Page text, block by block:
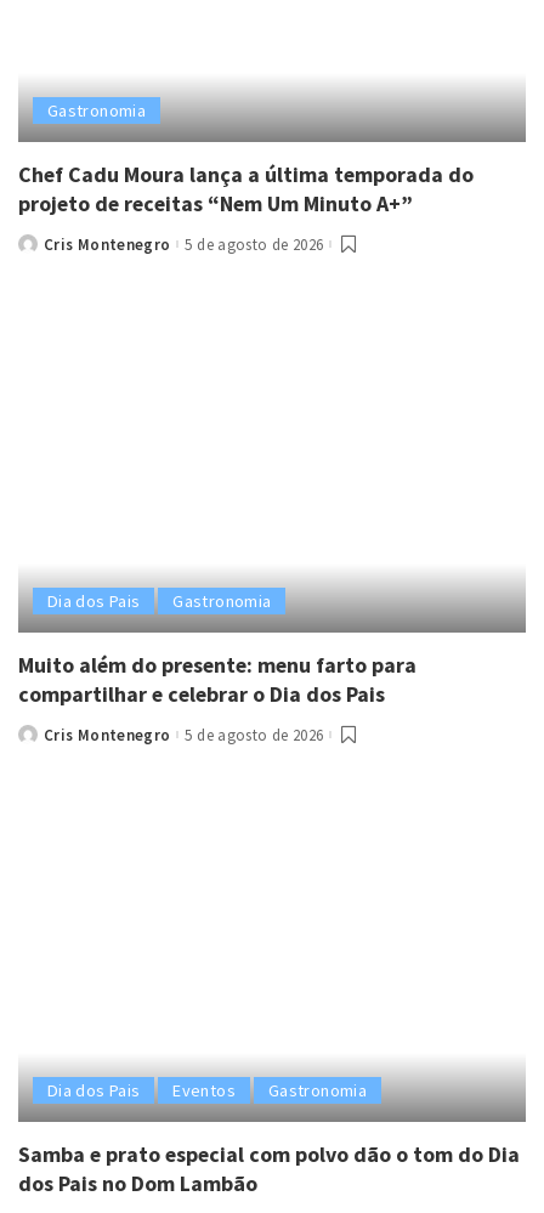
Gastronomia
Chef Cadu Moura lança a última temporada do
projeto de receitas “Nem Um Minuto A+”
PostedCris Montenegro 5 de agosto de 2026
Dia dos Pais Gastronomia
Muito além do presente: menu farto para
compartilhar e celebrar o Dia dos Pais
PostedCris Montenegro 5 de agosto de 2026
Dia dos Pais Eventos Gastronomia
Samba e prato especial com polvo dão o tom do Dia
dos Pais no Dom Lambão